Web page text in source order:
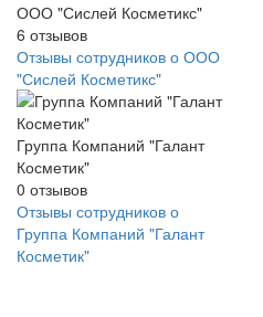
ООО "Сислей Косметикс"
6 отзывов
Отзывы сотрудников о ООО
"Сислей Косметикс"
Группа Компаний "Галант
Косметик"
0 отзывов
Отзывы сотрудников о
Группа Компаний "Галант
Косметик"